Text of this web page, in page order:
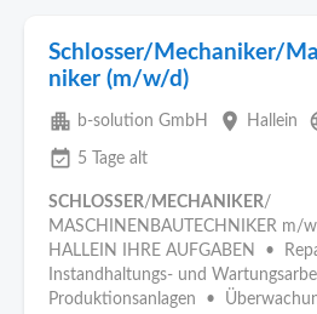
Schlosser/Mechaniker/
niker (m/w/d)
apartment b-solution GmbH place Hallein
event_available 5 Tage alt
SCHLOSSER/ MECHANIKER/
MASCHINENBAUTECHNIKER m/
HALLEIN IHRE AUFGABEN •
Instandhaltungs- und
Produktionsanlagen •